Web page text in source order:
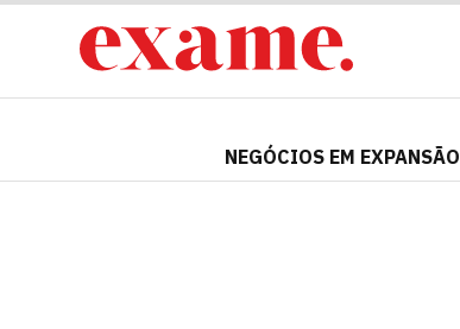
NEGÓCIOS EM EXPANSÃO